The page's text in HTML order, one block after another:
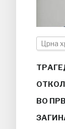
Црна
ВО